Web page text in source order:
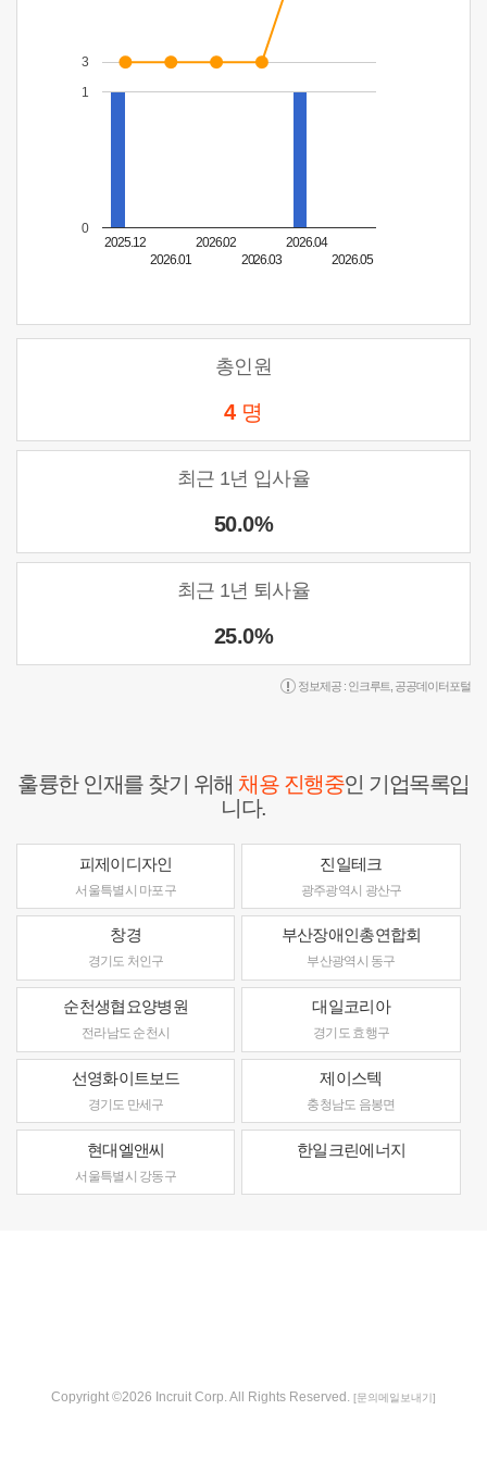
2025.12
2026.01
2026.02
2026.03
2026.04
2026.05
0
1
3
총인원
4 명
최근 1년 입사율
50.0%
최근 1년 퇴사율
25.0%
정보제공 : 인크루트 공공데이터포털
훌륭한 인재를 찾기 위해채용 진행중인 기업목록입
니다.
피제이디자인
서울특별시 마포구
진일테크
광주광역시 광산구
창경
경기도 처인구
부산장애인총연합회
부산광역시 동구
순천생협요양병원
전라남도 순천시
대일코리아
경기도 효행구
선영화이트보드
경기도 만세구
제이스텍
충청남도 음봉면
현대엘앤씨
서울특별시 강동구
한일크린에너지
Copyright ©2026 Incruit Corp. All Rights Reserved. [문의메일보내기]